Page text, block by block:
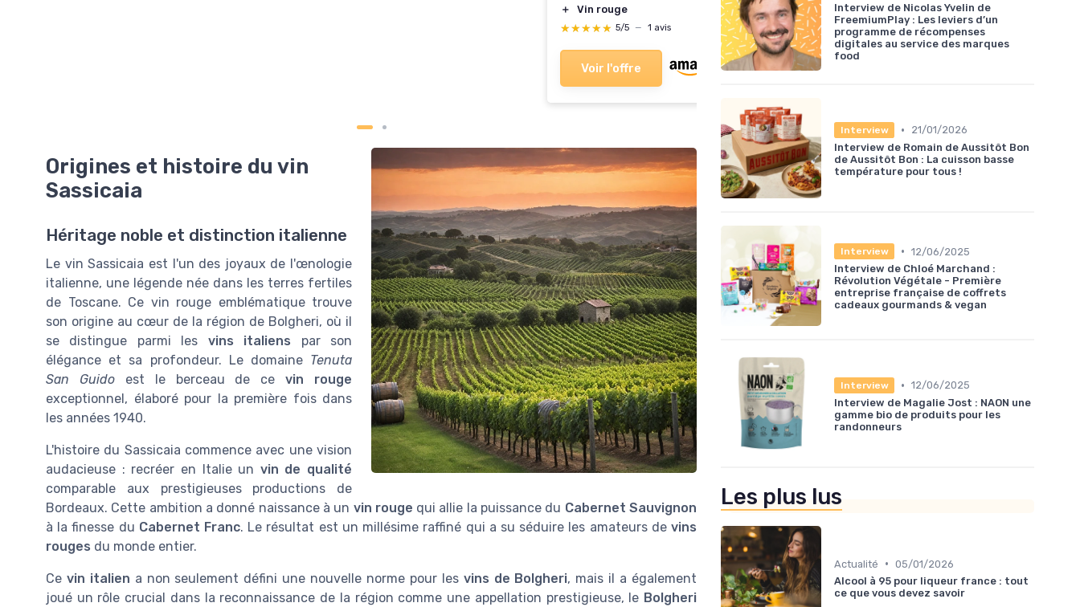
＋
Vin rouge
★★★★★
★★★★★ 5/5 — 1 avis
Voir l'offre
Origines et histoire du vin
Sassicaia
Héritage noble et distinction italienne
Le vin Sassicaia est l'un des joyaux de l'œnologie
italienne, une légende née dans les terres fertiles
de Toscane. Ce vin rouge emblématique trouve
son origine au cœur de la région de Bolgheri, où il
se distingue parmi les vins italiens par son
élégance et sa profondeur. Le domaine Tenuta
San Guidoest le berceau de cevin rouge
exceptionnel, élaboré pour la première fois dans
les années 1940.
L'histoire du Sassicaia commence avec une vision
audacieuse : recréer en Italie un vin de qualité
comparable aux prestigieuses productions de
Bordeaux. Cette ambition a donné naissance à un vin rouge qui allie la puissance du Cabernet Sauvignon
à la finesse du Cabernet Franc. Le résultat est un millésime raffiné qui a su séduire les amateurs devins
rouges du monde entier.
Ce vin italien a non seulement défini une nouvelle norme pour les vins de Bolgheri, mais il a également
joué un rôle crucial dans la reconnaissance de la région comme une appellation prestigieuse, le Bolgheri
Interview de Nicolas Yvelin de
FreemiumPlay : Les leviers d’un
programme de récompenses
digitales au service des marques
food
Interview •
21/01/2026
Interview de Romain de Aussitôt Bon
de Aussitôt Bon : La cuisson basse
température pour tous !
Interview • 12/06/2025
Interview de Chloé Marchand :
Révolution Végétale - Première
entreprise française de coffrets
cadeaux gourmands & vegan
Interview • 12/06/2025
Interview de Magalie Jost : NAON une
gamme bio de produits pour les
randonneurs
Les plus lus
Actualité • 05/01/2026
Alcool à 95 pour liqueur france : tout
ce que vous devez savoir